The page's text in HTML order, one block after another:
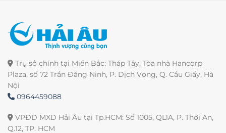
Trụ sở chính tại Miền Bắc: Tháp Tây, Tòa nhà Hancorp
Plaza, số 72 Trần Đăng Ninh, P. Dịch Vọng, Q. Cầu Giấy, Hà
Nội
0964459088
VPĐD MXD Hải Âu tại Tp.HCM: Số 1005, QL1A, P. Thới An,
Q.12, TP. HCM